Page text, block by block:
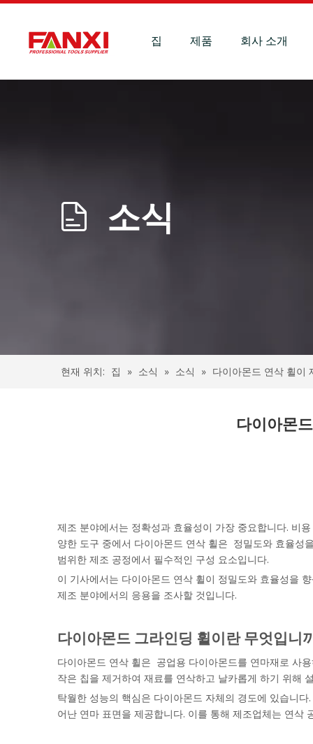
집 제품 회사 소개
 소식
현재 위치: 집 » 소식 » 소식 » 다이아몬드 연삭 휠이
다이아몬
제조 분야에서는 정확성과 효율성이 가장 중요합니다. 비
양한 도구 중에서 다이아몬드 연삭 휠은 정밀도와 효율성
범위한 제조 공정에서 필수적인 구성 요소입니다.
이 기사에서는 다이아몬드 연삭 휠이 정밀도와 효율성을
제조 분야에서의 응용을 조사할 것입니다.
다이아몬드 그라인딩 휠이란 무엇입니
다이아몬드 연삭 휠은 공업용 다이아몬드를 연마재로 사
작은 칩을 제거하여 재료를 연삭하고 날카롭게 하기 위해
탁월한 성능의 핵심은 다이아몬드 자체의 경도에 있습니
어난 연마 표면을 제공합니다. 이를 통해 제조업체는 연삭